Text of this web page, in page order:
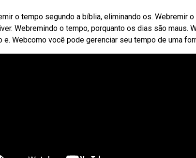
o tempo segundo a bíblia, eliminando os. Webremir
Webremindo o tempo, porquanto os dias são maus.
e. Webcomo você pode gerenciar seu tempo de uma